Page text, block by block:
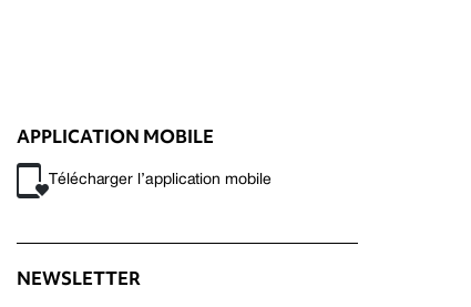
APPLICATION MOBILE
Télécharger l’application mobile
NEWSLETTER